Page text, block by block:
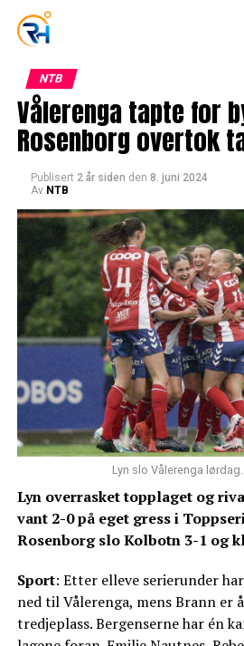
NTB
Vålerenga tapte for
Rosenborg overtok
Publisert 2 år siden den 8. juni 2024
Av NTB
Lyn slo Vålerenga
Lyn overrasket topplaget og
vant 2-0 på eget gress i
Rosenborg slo Kolbotn 3-1 og
Sport: Etter elleve serierunder
ned til Vålerenga, mens Brann er
tredjeplass. Bergenserne har én